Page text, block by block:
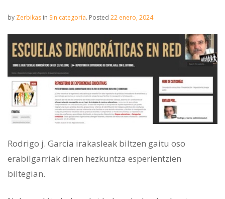
by Zerbikas in Sin categoría. Posted 22 enero, 2024
Rodrigo j. Garcia irakasleak biltzen gaitu oso
erabilgarriak diren hezkuntza esperientzien
biltegian.